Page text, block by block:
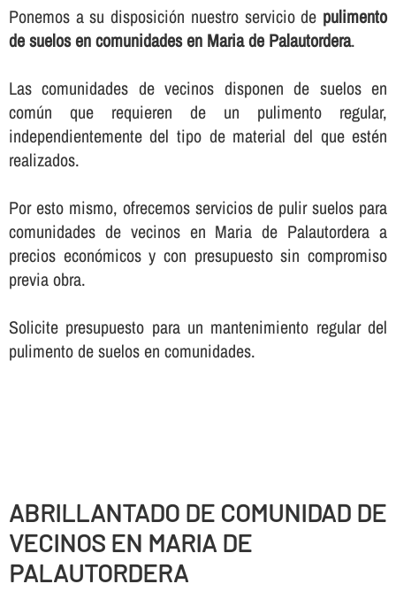
Ponemos a su disposición nuestro servicio de pulimento
de suelos en comunidades en Maria de Palautordera.
Las comunidades de vecinos disponen de suelos en
común que requieren de un pulimento regular,
independientemente del tipo de material del que estén
realizados.
Por esto mismo, ofrecemos servicios de pulir suelos para
comunidades de vecinos en Maria de Palautordera a
precios económicos y con presupuesto sin compromiso
previa obra.
Solicite presupuesto para un mantenimiento regular del
pulimento de suelos en comunidades.
ABRILLANTADO DE COMUNIDAD DE
VECINOS EN MARIA DE
PALAUTORDERA